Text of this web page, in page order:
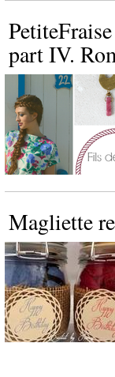
part IV.
Magliette